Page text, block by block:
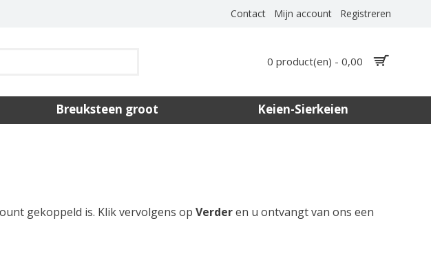
Contact Mijn account Registreren
0 product(en) - 0,00
Breuksteen groot Keien-Sierkeien
gekoppeld is. Klik vervolgens op Verderen u ontvangt van ons een